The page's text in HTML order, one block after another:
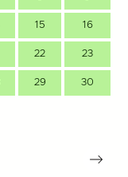
15 16
22 23
29 30